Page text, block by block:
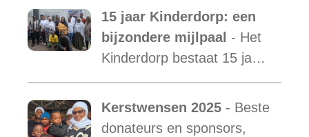
starten de zoektocht naar
een nieuwe mama met een
warm hart voor onze
15 jaar Kinderdorp: een
bijzondere mijlpaal - Het
Kinderdorp bestaat 15 jaar
en groeide uit tot een plek
waar honderden kinderen
een stabiele toekomst
Kerstwensen 2025 - Beste
donateurs en sponsors,